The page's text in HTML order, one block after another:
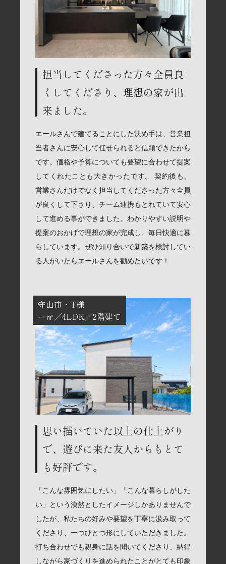
担当してくださった方々全員良
くしてくださり、理想の家が出
来ました。
エールさんで建てることにした決め手は、営業担
当者さんに安心して任せられると信頼できたから
です。価格や予算についても要望に合わせて提案
してくれたことも大きかったです。 契約後も、
営業さんだけでなく担当してくださった方々全員
が良くして下さり、チーム連携もとれていて安心
して進める事ができました。わかりやすい説明や
提案のおかげで理想の家が完成し、毎日快適に暮
らしています。ぜひ知り合いで新築を検討してい
る人がいたらエールさんを勧めたいです！
守山市
T様
ー㎡
4LDK 2階建て
思い描いていた以上の仕上がり
で、遊びに来た友人からもとて
も好評です。
「こんな雰囲気にしたい」「こんな暮らしがした
い」という漠然としたイメージしかありませんで
したが、私たちの好みや要望を丁寧に汲み取って
くださり、一つひとつ形にしていただきました。
打ち合わせでも親身に話を聞いてくださり、納得
しながら家づくりを進められたことがとても印象